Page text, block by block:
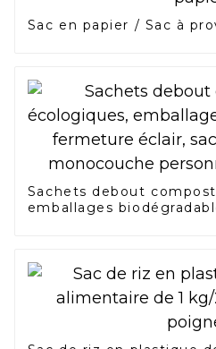
Sac en papier / Sac à
Sachets debout
emballages